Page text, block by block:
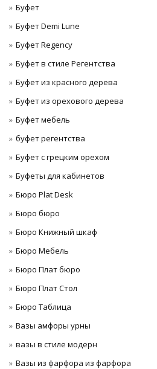
Буфет
Буфет Demi Lune
Буфет Regency
Буфет в стиле Регентства
Буфет из красного дерева
Буфет из орехового дерева
Буфет мебель
буфет регентства
Буфет с грецким орехом
Буфеты для кабинетов
Бюро Plat Desk
Бюро бюро
Бюро Книжный шкаф
Бюро Мебель
Бюро Плат бюро
Бюро Плат Стол
Бюро Таблица
Вазы амфоры урны
вазы в стиле модерн
Вазы из фарфора из фарфора